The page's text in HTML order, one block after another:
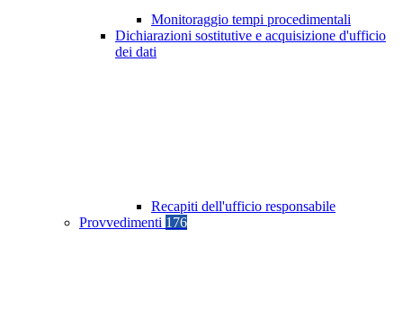
Monitoraggio tempi procedimentali
Dichiarazioni sostitutive e acquisizione d'ufficio
dei dati
Recapiti dell'ufficio responsabile
Provvedimenti 176